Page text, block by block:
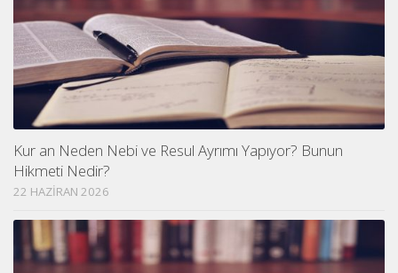
Kur an Neden Nebi ve Resul Ayrımı Yapıyor? Bunun
Hikmeti Nedir?
22 HAZIRAN 2026